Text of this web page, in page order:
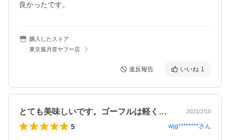
良かったです。
購入したストア
東京風月堂ヤフー店
違反報告 いいね 1
とても美味しいです。ゴーフルは軽くて優… 2021/2/10
5 wjg********さん